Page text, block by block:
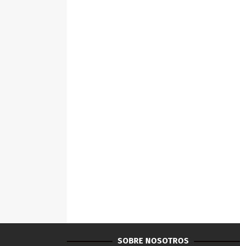
SOBRE NOSOTROS